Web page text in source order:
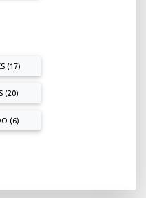
(17)
(20)
(6)